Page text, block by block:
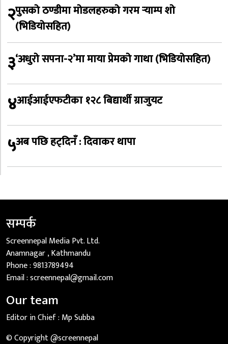
२पुसको ठण्डीमा मोडलहरुको गरम र्‍याम्प शो
(भिडियोसहित)
३‘अधुरो सपना-२’मा माया प्रेमको गाथा (भिडियोसहित)
४आईआईएफटीका १२८ बिद्यार्थी ग्राजुयट
५अब पछि हट्दिनँ : दिवाकर थापा
सम्पर्क
Screennepal Media Pvt. Ltd.
Anamnagar , Kathmandu
Phone :9813789494
Email :screennepal@gmail.com
Our team
Editor in Chief : Mp Subba
© Copyright @screennepal